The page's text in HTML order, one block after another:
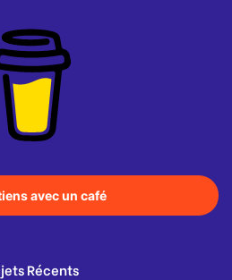
avec un café
Récents